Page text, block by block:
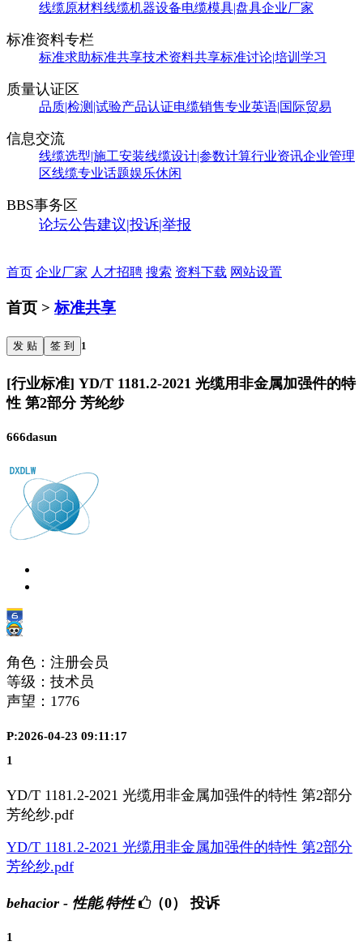
线缆原材料线缆机器设备电缆模具|盘具企业厂家
标准资料专栏
标准求助标准共享技术资料共享标准讨论|培训学习
质量认证区
品质|检测|试验产品认证电缆销售专业英语|国际贸易
信息交流
线缆选型|施工安装线缆设计|参数计算行业资讯企业管理
区线缆专业话题娱乐休闲
BBS事务区
论坛公告建议|投诉|举报
首页 企业厂家 人才招聘 搜索 资料下载 网站设置
首页 >标准共享
发 贴 签 到 1
[行业标准] YD/T 1181.2-2021 光缆用非金属加强件的特
性 第2部分 芳纶纱
666dasun
角色：注册会员
等级：技术员
声望： 1776
P:2026-04-23 09:11:17
1
YD/T 1181.2-2021 光缆用非金属加强件的特性 第2部分
芳纶纱.pdf
YD/T 1181.2-2021 光缆用非金属加强件的特性 第2部分
芳纶纱.pdf
behacior - 性能,特性 （0） 投诉
1